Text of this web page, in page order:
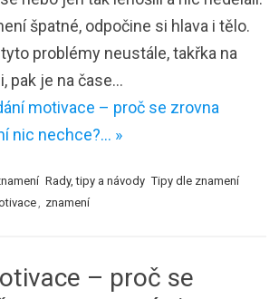
špatné, odpočine si hlava i tělo.
problémy neustále, takřka na
pak je na čase…
motivace – proč se zrovna
nic nechce?… »
Rady, tipy a návody Tipy dle znamení
znamení
– proč se